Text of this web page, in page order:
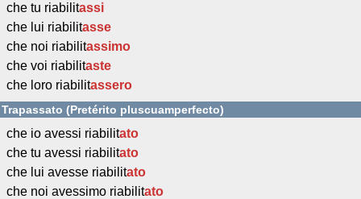
che tu riabilitassi
che lui riabilitasse
che noi riabilitassimo
che voi riabilitaste
che loro riabilitassero
Trapassato (Pretérito pluscuamperfecto)
che io avessi riabilitato
che tu avessi riabilitato
che lui avesse riabilitato
che noi avessimo riabilitato